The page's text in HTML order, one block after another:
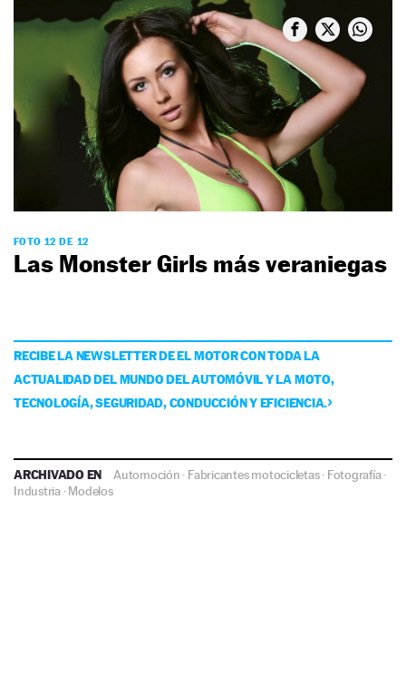
FOTO 12 DE 12
Las Monster Girls más veraniegas
RECIBE LA NEWSLETTER DE EL MOTOR CON TODA LA
ACTUALIDAD DEL MUNDO DEL AUTOMÓVIL Y LA MOTO,
TECNOLOGÍA, SEGURIDAD, CONDUCCIÓN Y EFICIENCIA.
ARCHIVADO EN Automoción · Fabricantes motocicletas· Fotografía·
Industria·Modelos